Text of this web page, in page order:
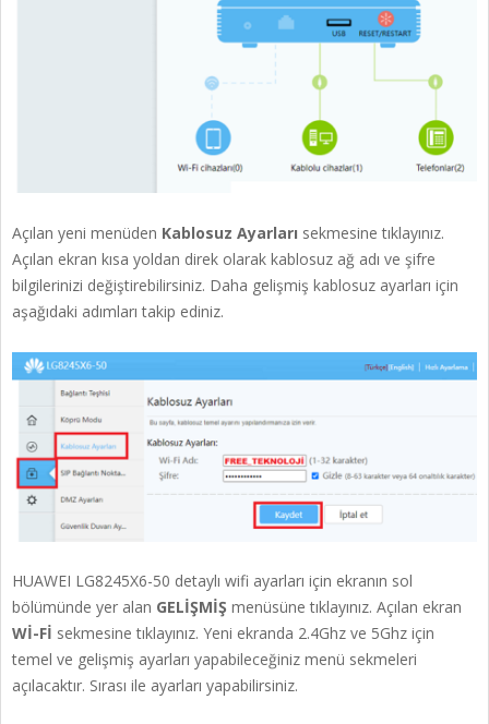
Açılan yeni menüden Kablosuz Ayarları sekmesine tıklayınız.
Açılan ekran kısa yoldan direk olarak kablosuz ağ adı ve şifre
bilgilerinizi değiştirebilirsiniz. Daha gelişmiş kablosuz ayarları için
aşağıdaki adımları takip ediniz.
HUAWEI LG8245X6-50 detaylı wifi ayarları için ekranın sol
bölümünde yer alan GELİŞMİŞ menüsüne tıklayınız. Açılan ekran
Wİ-Fİ sekmesine tıklayınız. Yeni ekranda 2.4Ghz ve 5Ghz için
temel ve gelişmiş ayarları yapabileceğiniz menü sekmeleri
açılacaktır. Sırası ile ayarları yapabilirsiniz.